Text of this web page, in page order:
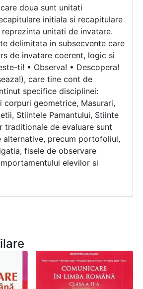
doua sunt unitati
initiala si recapitulare
unitati de invatare.
delimitata in subsecvente care
de invatare coerent, logic si
ti! • Observa! • Descopera!
care tine cont de
specifice disciplinei:
corpuri geometrice, Masurari,
Stiintele Pamantului, Stiinte
traditionale de evaluare sunt
alternative, precum portofoliul,
fisele de observare
elevilor si